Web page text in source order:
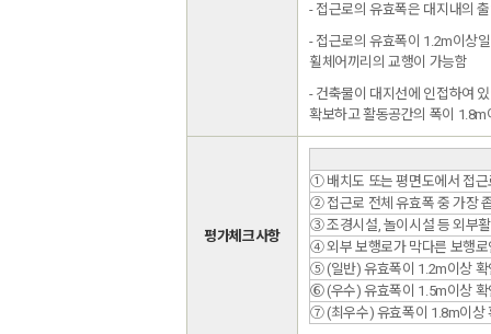
- 접근로의 유효폭은 대지내의
- 접근로의 유효폭이 1.2m이상
휠체어끼리의 교행이 가능함
- 건축물이 대지선에 인접하여
확보하고 활동공간의 폭이
평가체크사항
① 배치도 또는 평면도에서 접근
② 접근로 전체 유효폭 중 가장
③ 조경시설, 놀이시설 등 외부
④ 외부 보행로가 막다른 보행
⑤ (일반) 유효폭이 1.2m이상 확
⑥ (우수) 유효폭이 1.5m이상 확
⑦ (최우수) 유효폭이 1.8m이상